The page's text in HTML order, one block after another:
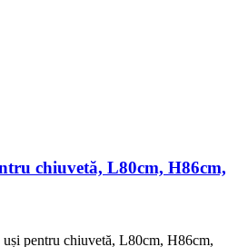
chiuvetă, L80cm, H86cm,
pentru chiuvetă, L80cm, H86cm,